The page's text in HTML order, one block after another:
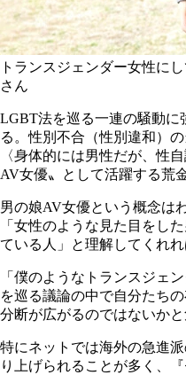
トランスジェンダー女性に
さん
LGBT法を巡る一連の騒動に
る。性別不合（性別違和）
〈身体的には男性だが、性
AV女優〟として活躍する荒
男の娘AV女優という概念は
「女性のような見た目をし
ている人」と理解してくれれ
「僕のようなトランスジェ
を巡る議論の中で自分たち
分断が広がるのではないか
特にネットでは海外の急進
り上げられることが多く、